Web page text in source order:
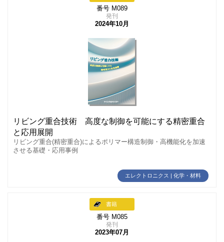
番号 M089
発刊
2024年10月
リビング重合技術 高度な制御を可能にする精密重合
と応用展開
リビング重合(精密重合)によるポリマー構造制御・高機能化を加速
させる基礎・応用事例
エレクトロニクス | 化学・材料
書籍
番号 M085
発刊
2023年07月